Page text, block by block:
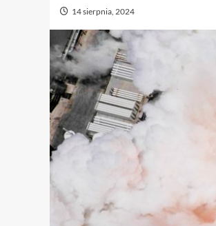
14 sierpnia, 2024